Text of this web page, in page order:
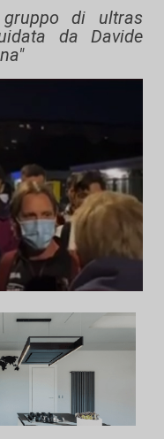
di ultras
da Davide